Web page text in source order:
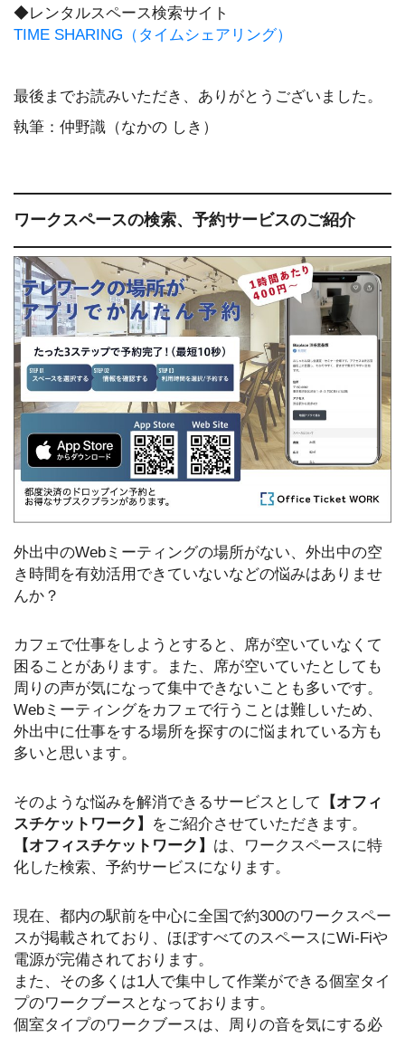
◆レンタルスペース検索サイト
TIME SHARING（タイムシェアリング）
最後までお読みいただき、ありがとうございました。
執筆：仲野識（なかの しき）
ワークスペースの検索、予約サービスのご紹介
外出中のWebミーティングの場所がない、外出中の空
き時間を有効活用できていないなどの悩みはありませ
んか？
カフェで仕事をしようとすると、席が空いていなくて
困ることがあります。また、席が空いていたとしても
周りの声が気になって集中できないことも多いです。
Webミーティングをカフェで行うことは難しいため、
外出中に仕事をする場所を探すのに悩まれている方も
多いと思います。
そのような悩みを解消できるサービスとして
【オフィ
スチケットワーク】
をご紹介させていただきます。
【オフィスチケットワーク】 は、ワークスペースに特
化した検索、予約サービスになります。
現在、都内の駅前を中心に全国で約300のワークスペー
スが掲載されており、ほぼすべてのスペースにWi-Fiや
電源が完備されております。
また、その多くは1人で集中して作業ができる個室タイ
プのワークブースとなっております。
個室タイプのワークブースは、周りの音を気にする必